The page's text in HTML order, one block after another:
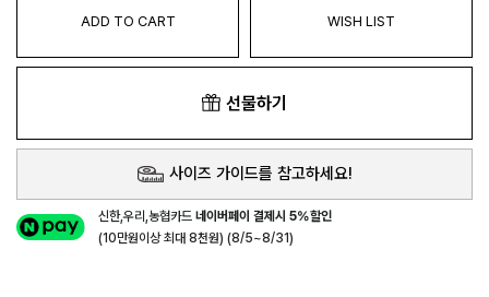
ADD TO CART WISH LIST
선물하기
사이즈 가이드를 참고하세요!
신한,우리,농협카드네이버페이 결제시 5%할인
(10만원이상 최대 8천원) (8/5~8/31)